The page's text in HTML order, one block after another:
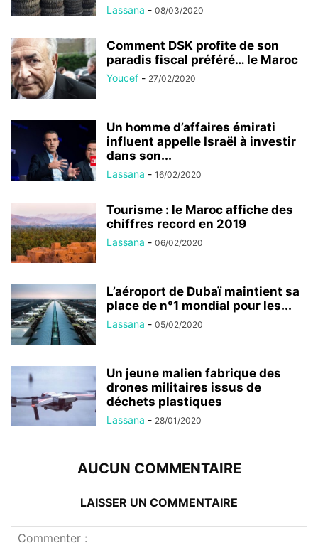
Lassana - 08/03/2020
Comment DSK profite de son
paradis fiscal préféré… le Maroc
Youcef - 27/02/2020
Un homme d’affaires émirati
influent appelle Israël à investir
dans son...
Lassana - 16/02/2020
Tourisme : le Maroc affiche des
chiffres record en 2019
Lassana - 06/02/2020
L’aéroport de Dubaï maintient sa
place de n°1 mondial pour les...
Lassana - 05/02/2020
Un jeune malien fabrique des
drones militaires issus de
déchets plastiques
Lassana - 28/01/2020
AUCUN COMMENTAIRE
LAISSER UN COMMENTAIRE